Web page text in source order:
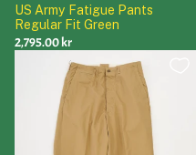
US Army Fatigue Pants
Regular Fit Green
2,795.00 kr